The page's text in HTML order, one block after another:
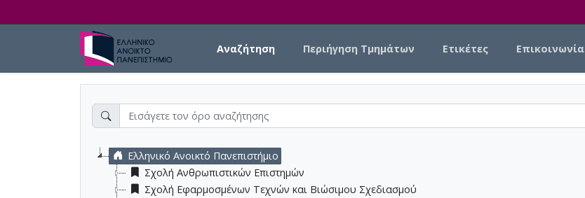
Αναζήτηση Περιήγηση Τμημάτων Ετικέτες Επικοινωνία
Ελληνικό Ανοικτό Πανεπιστήμιο
Σχολή Ανθρωπιστικών Επιστημών
Σχολή Εφαρμοσμένων Τεχνών και Βιώσιμου Σχεδιασμού